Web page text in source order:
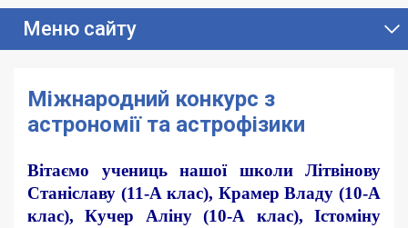
Меню сайту
Міжнародний конкурс з
астрономії та астрофізики
Вітаємо учениць нашої школи Літвінову
Станіславу (11-А клас), Крамер Владу (10-А
клас), Кучер Аліну (10-А клас), Істоміну